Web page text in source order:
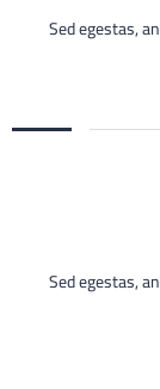
Sed egestas,
Sed egestas,